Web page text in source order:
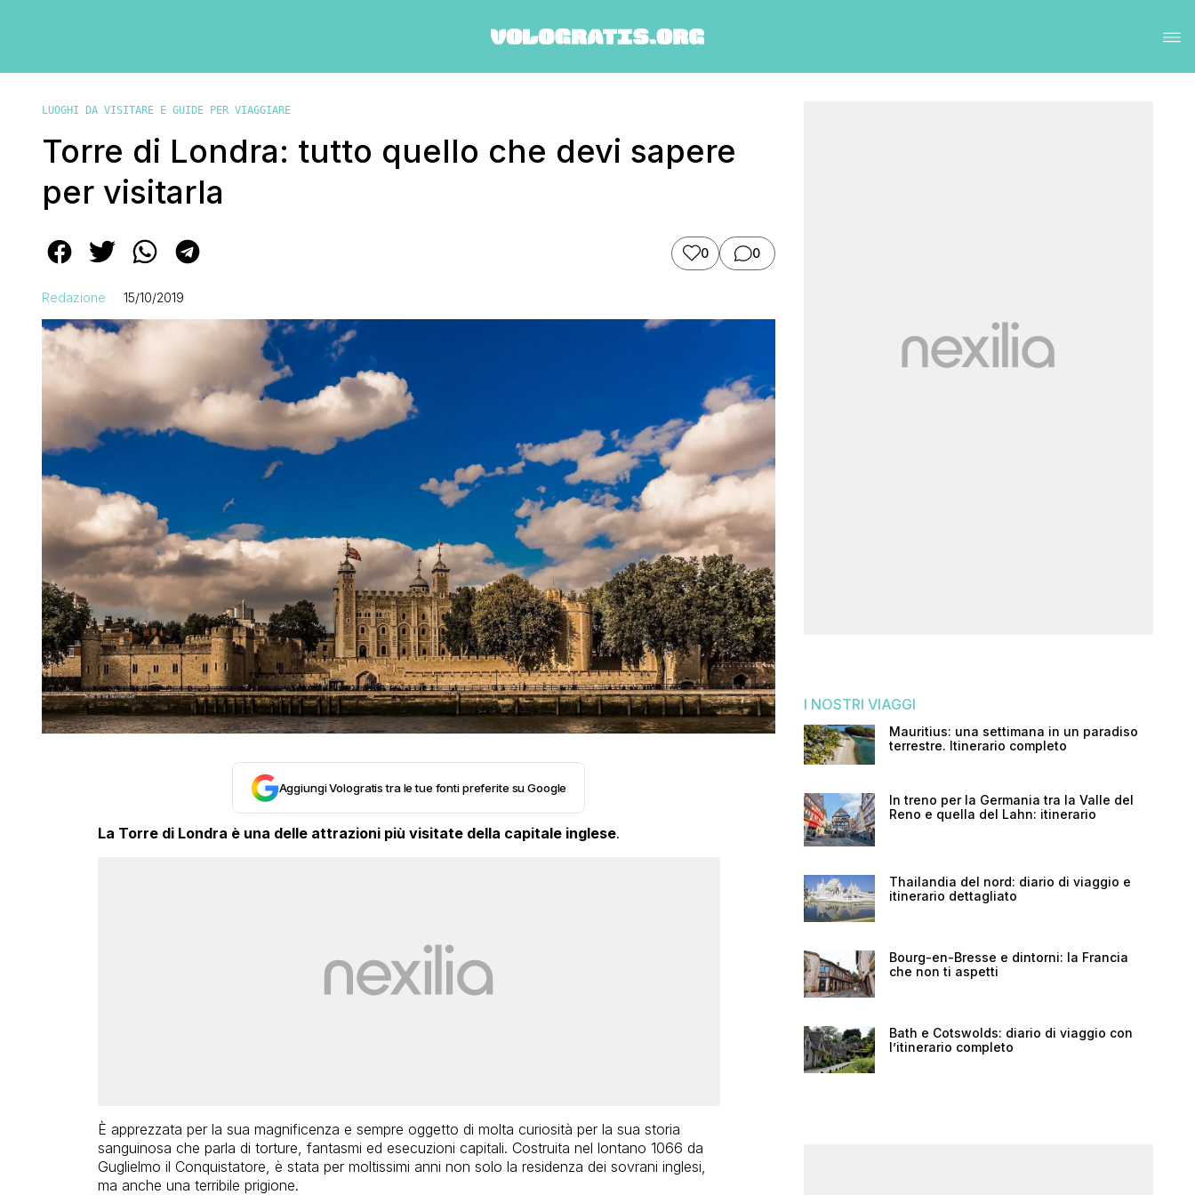
LUOGHI DA VISITARE E GUIDE PER VIAGGIARE
Torre di Londra: tutto quello che devi sapere
per visitarla
0 0
Redazione 15/10/2019
Aggiungi Vologratis tra le tue fonti preferite su Google
La Torre di Londra è una delle attrazioni più visitate della capitale inglese.
È apprezzata per la sua magnificenza e sempre oggetto di molta curiosità per la sua storia
sanguinosa che parla di torture, fantasmi ed esecuzioni capitali. Costruita nel lontano 1066 da
Guglielmo il Conquistatore, è stata per moltissimi anni non solo la residenza dei sovrani inglesi,
ma anche una terribile prigione.
I NOSTRI VIAGGI
Mauritius: una settimana in un paradiso
terrestre. Itinerario completo
In treno per la Germania tra la Valle del
Reno e quella del Lahn: itinerario
Thailandia del nord: diario di viaggio e
itinerario dettagliato
Bourg-en-Bresse e dintorni: la Francia
che non ti aspetti
Bath e Cotswolds: diario di viaggio con
l’itinerario completo